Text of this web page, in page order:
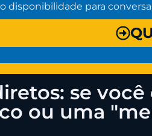
disponibilidade para
se
ou uma